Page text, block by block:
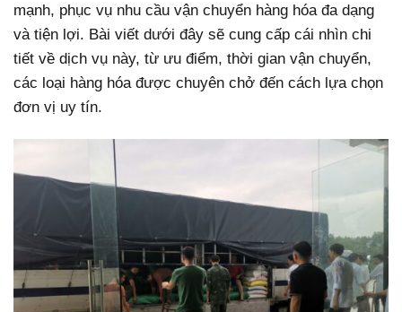
mạnh, phục vụ nhu cầu vận chuyển hàng hóa đa dạng
và tiện lợi. Bài viết dưới đây sẽ cung cấp cái nhìn chi
tiết về dịch vụ này, từ ưu điểm, thời gian vận chuyển,
các loại hàng hóa được chuyên chở đến cách lựa chọn
đơn vị uy tín.